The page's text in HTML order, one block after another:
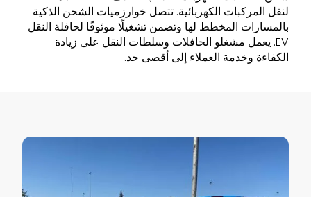
لنقل المركبات الكهربائية. تتصل خوارزميات الشحن الذكية
بالمسارات المخطط لها وتضمن تشغيلًا موثوقًا لحافلة النقل
EV. يعمل مشغلو الحافلات وسلطات النقل على زيادة
الكفاءة وخدمة العملاء إلى أقصى حد.